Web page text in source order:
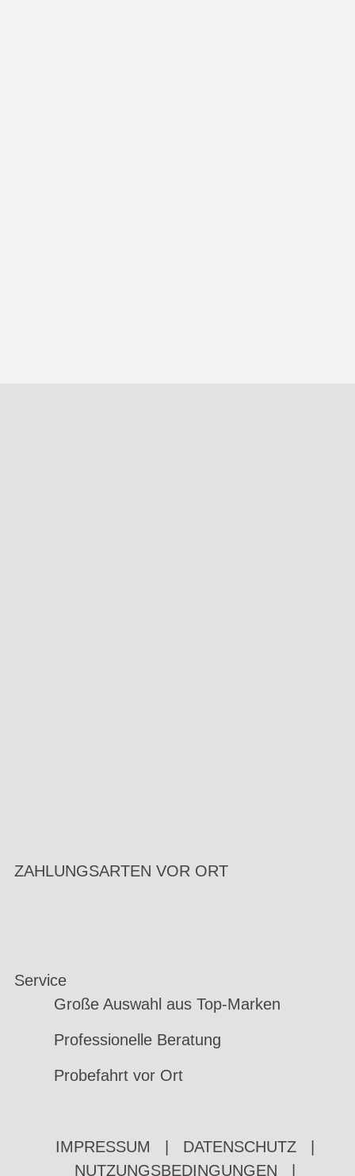
ZAHLUNGSARTEN VOR ORT
Service
Große Auswahl aus Top-Marken
Professionelle Beratung
Probefahrt vor Ort
IMPRESSUM DATENSCHUTZ
NUTZUNGSBEDINGUNGEN